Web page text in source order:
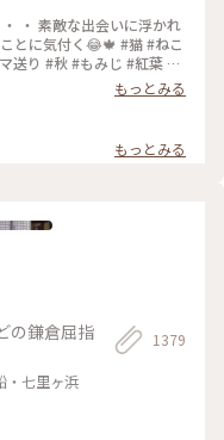
がし #電車旅
・ 素敵な出会いに浮かれ
付く😂🍁 #猫 #ねこ
送り #秋 #もみじ #紅葉 #
#岡崎エリア #kyoto #こと
ー
もっとみる
もっとみる
の鎌倉屈指
・七里ヶ浜
1379